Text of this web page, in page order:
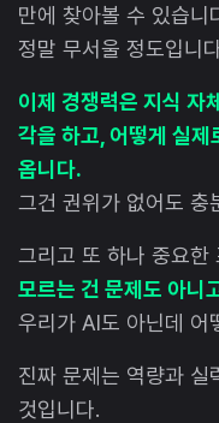
만에 찾아볼 수 있습
정말 무서울 정도입니
이제 경쟁력은 지식 자
각을 하고, 어떻게 실
옵니다.
그건 권위가 없어도 충
그리고 또 하나 중요한
모르는 건 문제도 아니
우리가 AI도 아닌데 어
진짜 문제는 역량과 실
것입니다.